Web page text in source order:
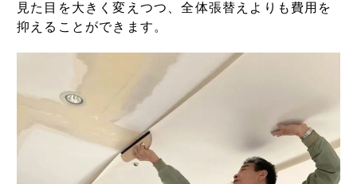
見た目を大きく変えつつ、全体張替えよりも費用を
抑えることができます。